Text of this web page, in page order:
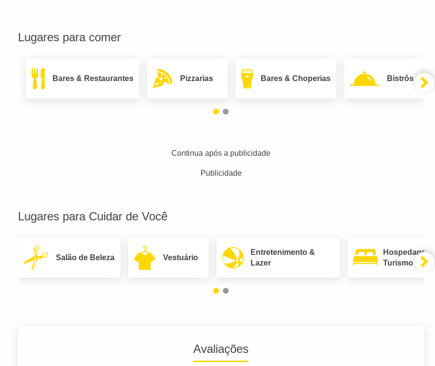
Lugares para comer
Bares & Restaurantes Pizzarias Bares & Choperias Bistrôs
Continua após a publicidade
Publicidade
Lugares para Cuidar de Você
Salão de Beleza Vestuário
Entretenimento &
Lazer
Hospedagem
Turismo
Avaliações